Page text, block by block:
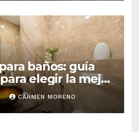
baños: guía
elegir la mejor
CARMEN MORENO